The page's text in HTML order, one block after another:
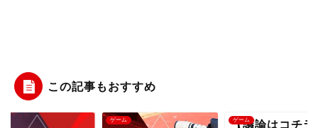
この記事もおすすめ
ゲーム ゲーム
【議論はコチラ